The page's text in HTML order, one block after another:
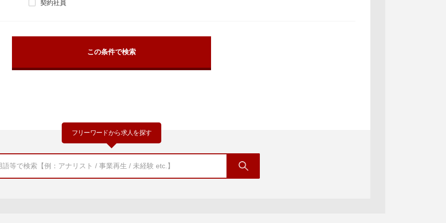
契約社員
フリーワードから求人を探す